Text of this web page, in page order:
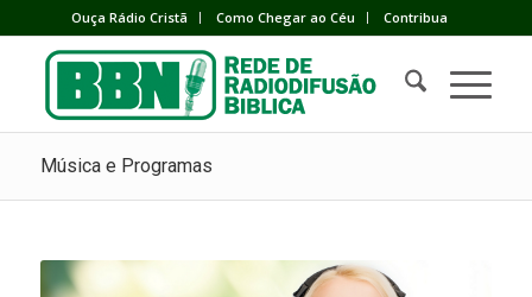
Ouça Rádio Cristã Como Chegar ao Céu Contribua
Música e Programas